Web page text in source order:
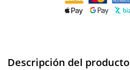
Descripción del producto